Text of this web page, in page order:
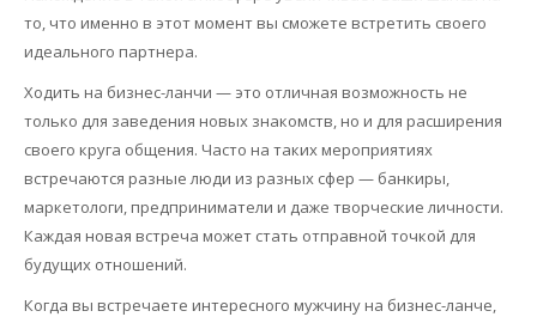
то, что именно в этот момент вы сможете встретить своего
идеального партнера.
Ходить на бизнес-ланчи — это отличная возможность не
только для заведения новых знакомств, но и для расширения
своего круга общения. Часто на таких мероприятиях
встречаются разные люди из разных сфер — банкиры,
маркетологи, предприниматели и даже творческие личности.
Каждая новая встреча может стать отправной точкой для
будущих отношений.
Когда вы встречаете интересного мужчину на бизнес-ланче,